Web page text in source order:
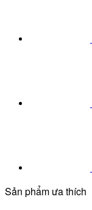
Sản phẩm ưa thích